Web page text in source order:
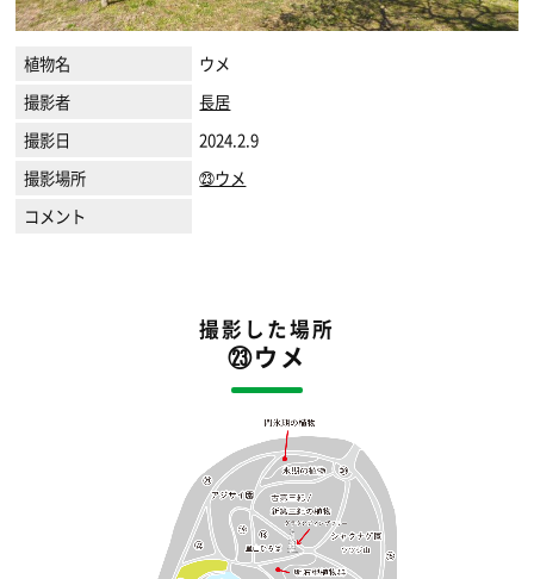
植物名
ウメ
撮影者
長居
撮影日
2024.2.9
撮影場所
㉓ウメ
コメント
撮影した場所
㉓ウメ